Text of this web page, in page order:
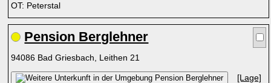
OT: Peterstal
Pension Berglehner
94086 Bad Griesbach, Leithen 21
[Lage]